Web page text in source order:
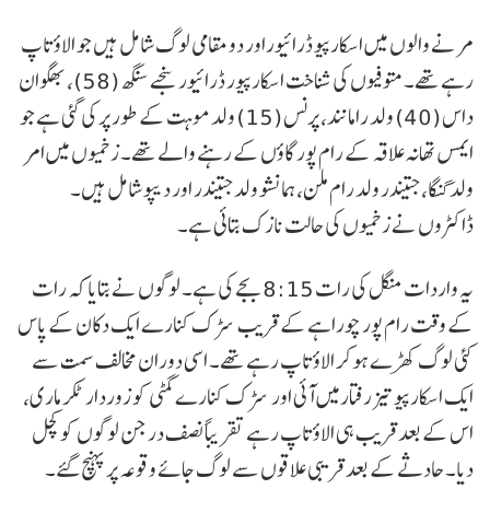
مرنے والوں میں اسکارپیو ڈرائیوراور دو مقامی لوگ شامل ہیں جو الاؤ تاپ
رہے تھے۔ متوفیوں کی شناخت اسکارپیور ڈرائیور سنجے سنگھ (58)، بھگوان
داس (40) ولد رامانند، پرنس (15) ولد موہت کے طور پر کی گئی ہے جو
ایمس تھانہ علاقہ کے رام پور گاؤں کے رہنے والے تھے۔ زخمیوں میں امر
ولد گنگا، جتیندر ولد رام ملن، ہمانشو ولد جتیندر اور دیپو شامل ہیں۔
ڈاکٹروں نے زخمیوں کی حالت نازک بتائی ہے۔
یہ واردات منگل کی رات 8:15 بجے کی ہے۔ لوگوں نے بتایا کہ رات
کے وقت رام پور چوراہے کے قریب سڑک کنارے ایک دکان کے پاس
کئی لوگ کھڑے ہوکر الاؤ تاپ رہے تھے۔ اسی دوران مخالف سمت سے
ایک اسکارپیو تیز رفتارمیں آئی اور سڑک کنارے گمٹی کو زوردار ٹکر ماری،
اس کے بعد قریب ہی الاؤ تاپ رہے تقریباً نصف درجن لوگوں کو کچل
دیا۔ حادثے کے بعد قریبی علاقوں سے لوگ جائے وقوعہ پر پہنچ گئے۔